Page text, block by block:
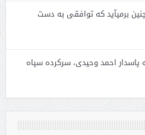
برمیآید که توافقی به دست
پاسدار احمد وحیدی، سرکرده سپاه